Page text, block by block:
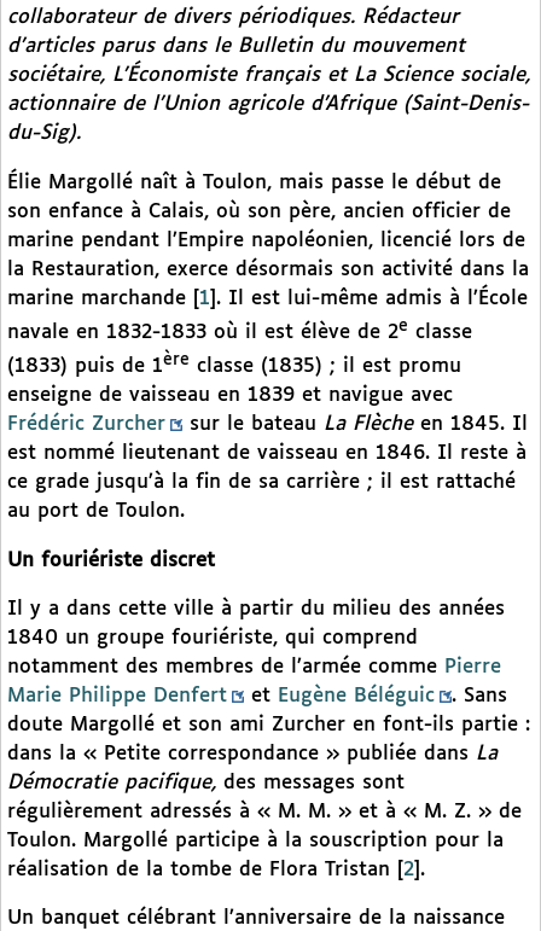
collaborateur de divers périodiques. Rédacteur
d’articles parus dans le Bulletin du mouvement
sociétaire, L’Économiste français et La Science sociale,
actionnaire de l’Union agricole d’Afrique (Saint-Denis-
du-Sig).
Élie Margollé naît à Toulon, mais passe le début de
son enfance à Calais, où son père, ancien officier de
marine pendant l’Empire napoléonien, licencié lors de
la Restauration, exerce désormais son activité dans la
marine marchande
1 . Il est lui-même admis à l’École
navale en 1832-1833 où il est élève de 2e classe
(1833) puis de 1ère classe (1835) ; il est promu
enseigne de vaisseau en 1839 et navigue avec
Frédéric Zurcher
sur le bateau La Flècheen 1845. Il
est nommé lieutenant de vaisseau en 1846. Il reste à
ce grade jusqu’à la fin de sa carrière ; il est rattaché
au port de Toulon.
Un fouriériste discret
Il y a dans cette ville à partir du milieu des années
1840 un groupe fouriériste, qui comprend
notamment des membres de l’armée comme Pierre
Marie Philippe Denfert
et Eugène Béléguic
. Sans
doute Margollé et son ami Zurcher en font-ils partie :
dans la « Petite correspondance » publiée dans La
Démocratie pacifique, des messages sont
régulièrement adressés à « M. M. » et à « M. Z. » de
Toulon. Margollé participe à la souscription pour la
réalisation de la tombe de Flora Tristan
2 .
Un banquet célébrant l’anniversaire de la naissance